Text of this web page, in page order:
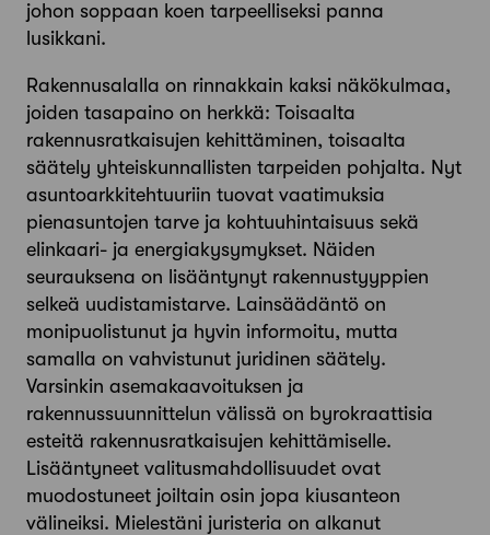
johon soppaan koen tarpeelliseksi panna
lusikkani.
Rakennusalalla on rinnakkain kaksi näkökulmaa,
joiden tasapaino on herkkä: Toisaalta
rakennusratkaisujen kehittäminen, toisaalta
säätely yhteiskunnallisten tarpeiden pohjalta. Nyt
asuntoarkkitehtuuriin tuovat vaatimuksia
pienasuntojen tarve ja kohtuuhintaisuus sekä
elinkaari- ja energiakysymykset. Näiden
seurauksena on lisääntynyt rakennustyyppien
selkeä uudistamistarve. Lainsäädäntö on
monipuolistunut ja hyvin informoitu, mutta
samalla on vahvistunut juridinen säätely.
Varsinkin asemakaavoituksen ja
rakennussuunnittelun välissä on byrokraattisia
esteitä rakennusratkaisujen kehittämiselle.
Lisääntyneet valitusmahdollisuudet ovat
muodostuneet joiltain osin jopa kiusanteon
välineiksi. Mielestäni juristeria on alkanut